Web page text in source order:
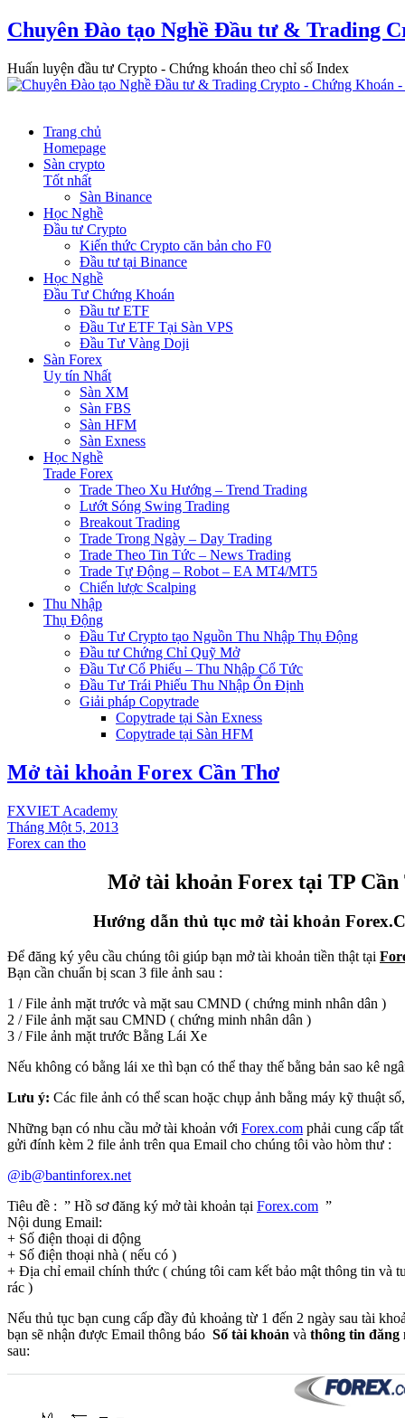
Chuyên Đào tạo Nghề Đầu tư & Trading
Huấn luyện đầu tư Crypto - Chứng khoán theo chỉ số Index
Trang chủ
Homepage
Sàn crypto
Tốt nhất
Sàn Binance
Học Nghề
Đầu tư Crypto
Kiến thức Crypto căn bản cho F0
Đầu tư tại Binance
Học Nghề
Đầu Tư Chứng Khoán
Đầu tư ETF
Đầu Tư ETF Tại Sàn VPS
Đầu Tư Vàng Doji
Sàn Forex
Uy tín Nhất
Sàn XM
Sàn FBS
Sàn HFM
Sàn Exness
Học Nghề
Trade Forex
Trade Theo Xu Hướng – Trend Trading
Lướt Sóng Swing Trading
Breakout Trading
Trade Trong Ngày – Day Trading
Trade Theo Tin Tức – News Trading
Trade Tự Động – Robot – EA MT4/MT5
Chiến lược Scalping
Thu Nhập
Thụ Động
Đầu Tư Crypto tạo Nguồn Thu Nhập Thụ Động
Đầu tư Chứng Chỉ Quỹ Mở
Đầu Tư Cổ Phiếu – Thu Nhập Cổ Tức
Đầu Tư Trái Phiếu Thu Nhập Ổn Định
Giải pháp Copytrade
Copytrade tại Sàn Exness
Copytrade tại Sàn HFM
Mở tài khoản Forex Cần Thơ
FXVIET Academy
Tháng Một 5, 2013
Forex can tho
Mở tài khoản Forex tại TP Cần
Hướng dẫn thủ tục mở tài khoản
Để đăng ký yêu cầu chúng tôi giúp bạn mở tài khoản tiền thật tại
Bạn cần chuẩn bị scan 3 file ảnh sau :
1 / File ảnh mặt trước và mặt sau CMND ( chứng minh nhân dân )
2 / File ảnh mặt sau CMND ( chứng minh nhân dân )
3 / File ảnh mặt trước Bằng Lái Xe
Nếu không có bằng lái xe thì bạn có thể thay thế bằng bản sao kê
Lưu ý: Các file ảnh có thể scan hoặc chụp ảnh bằng máy kỹ thuật
Những bạn có nhu cầu mở tài khoản với Forex.com phải cung cấp
gửi đính kèm 2 file ảnh trên qua Email cho chúng tôi vào hòm thư :
@ib@bantinforex.net
Tiêu đề : ” Hồ sơ đăng ký mở tài khoản tại Forex.com ”
Nội dung Email:
+ Số điện thoại di động
+ Số điện thoại nhà ( nếu có )
+ Địa chỉ email chính thức ( chúng tôi cam kết bảo mật thông tin và
rác )
Nếu thủ tục bạn cung cấp đầy đủ khoảng từ 1 đến 2 ngày sau tài
bạn sẽ nhận được Email thông báo Số tài khoản và thông tin đăng
sau: